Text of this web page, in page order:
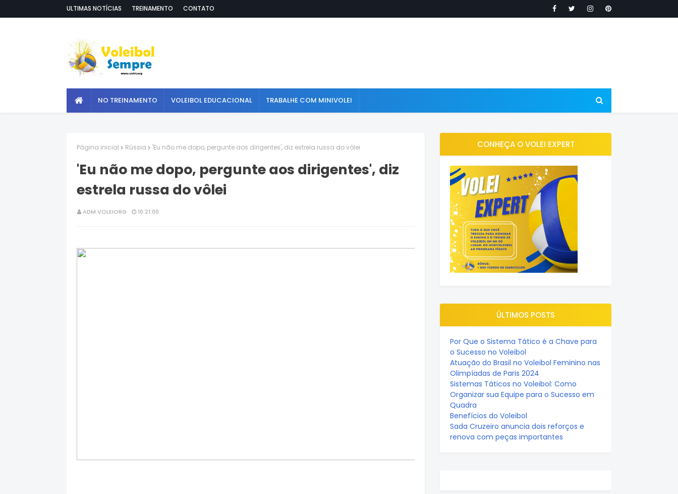
ULTIMAS NOTÍCIAS TREINAMENTO CONTATO
NO TREINAMENTO VOLEIBOL EDUCACIONAL TRABALHE COM MINIVOLEI
Página inicial Rússia 'Eu não me dopo, pergunte aos dirigentes', diz estrela russa do vôlei
'Eu não me dopo, pergunte aos dirigentes', diz
estrela russa do vôlei
ADM VOLEIORG 10:21:00
CONHEÇA O VOLEI EXPERT
ÚLTIMOS POSTS
Por Que o Sistema Tático é a Chave para
o Sucesso no Voleibol
Atuação do Brasil no Voleibol Feminino nas
Olimpíadas de Paris 2024
Sistemas Táticos no Voleibol: Como
Organizar sua Equipe para o Sucesso em
Quadra
Benefícios do Voleibol
Sada Cruzeiro anuncia dois reforços e
renova com peças importantes